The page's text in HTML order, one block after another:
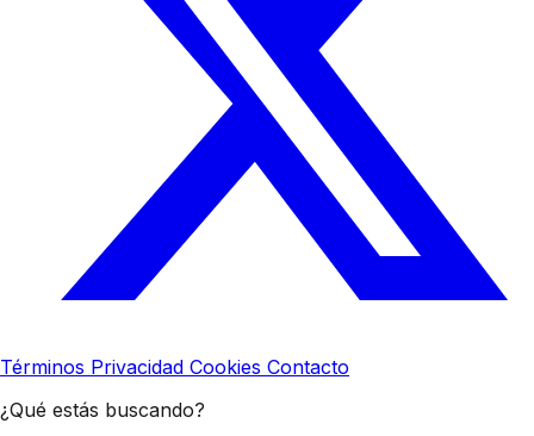
Términos Privacidad Cookies Contacto
¿Qué estás buscando?